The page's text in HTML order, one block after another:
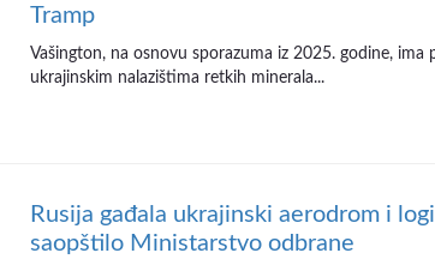
Tramp
Vašington, na osnovu sporazuma iz 2025. godine, ima
ukrajinskim nalazištima retkih minerala...
Rusija gađala ukrajinski aerodrom i
saopštilo Ministarstvo odbrane